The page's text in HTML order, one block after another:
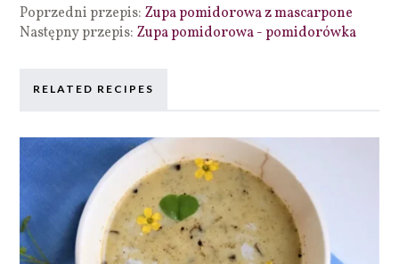
Poprzedni przepis: Zupa pomidorowa z mascarpone
Następny przepis: Zupa pomidorowa - pomidorówka
RELATED RECIPES